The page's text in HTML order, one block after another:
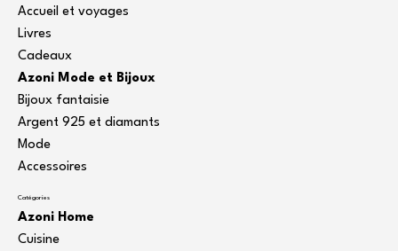
Accueil et voyages
Livres
Cadeaux
Azoni Mode et Bijoux
Bijoux fantaisie
Argent 925 et diamants
Mode
Accessoires
Catégories
Azoni Home
Cuisine